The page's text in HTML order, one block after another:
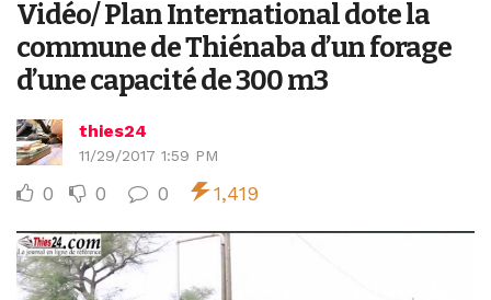
Vidéo/ Plan International dote la
commune de Thiénaba d’un forage
d’une capacité de 300 m3
thies24
11/29/2017 1:59 PM
0 0 0 1,419